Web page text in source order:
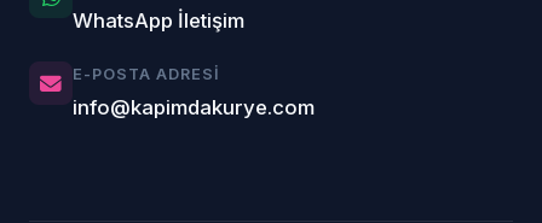
WhatsApp İletişim
E-POSTA ADRESI
info@kapimdakurye.com